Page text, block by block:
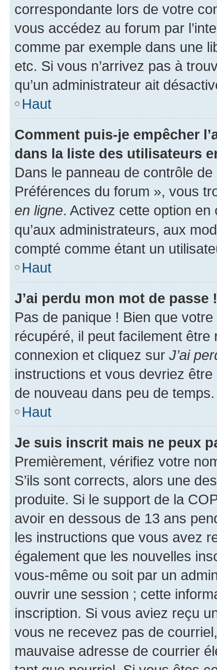
correspondante lors de votre
vous accédez au forum par
comme par exemple dans une
etc. Si vous n’arrivez pas à
qu’un administrateur ait
Haut
Comment puis-je empêcher
dans la liste des utilisateurs
Dans le panneau de contrôle
Préférences du forum », vous
en ligne. Activez cette option
qu’aux administrateurs, aux
compté comme étant un
Haut
J’ai perdu mon mot de passe !
Pas de panique ! Bien que
récupéré, il peut facilement
connexion et cliquez sur J’ai
instructions et vous devriez
de nouveau dans peu de temps.
Haut
Je suis inscrit mais ne peux
Premièrement, vérifiez votre
S’ils sont corrects, alors une
produite. Si le support de la
avoir en dessous de 13 ans
les instructions que vous avez
également que les nouvelles
vous-même ou soit par un
ouvrir une session ; cette
inscription. Si vous aviez reçu
vous ne recevez pas de
mauvaise adresse de courrier